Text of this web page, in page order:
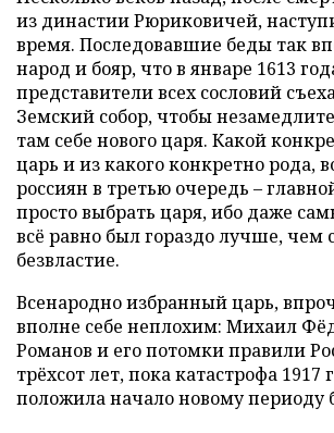
из династии Рюриковичей,
время. Последовавшие беды так
народ и бояр, что в январе 1613
представители всех сословий
Земский собор, чтобы
там себе нового царя. Какой
царь и из какого конкретно рода,
россиян в третью очередь –
просто выбрать царя, ибо даже
всё равно был гораздо лучше, чем
безвластие.
Всенародно избранный царь,
вполне себе неплохим: Михаил
Романов и его потомки правили
трёхсот лет, пока катастрофа 1917
положила начало новому периоду